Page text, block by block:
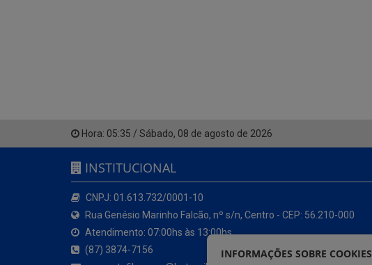
Hora: 05:35 / Sábado, 08 de agosto de 2026
INSTITUCIONAL
CNPJ: 01.613.732/0001-10
Rua Genésio Marinho Falcão, nº s/n, Centro - CEP: 56.210-000
Atendimento: 07:00hs às 13:00hs
(87) 3874-7156
INFORMAÇÕES SOBRE COOKIES